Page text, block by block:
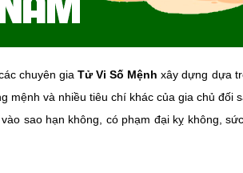
chuyên giaTử Vi Số Mệnh xây dựng dựa
mệnh và nhiều tiêu chí khác của gia chủ đối
sao hạn không, có phạm đại kỵ không,